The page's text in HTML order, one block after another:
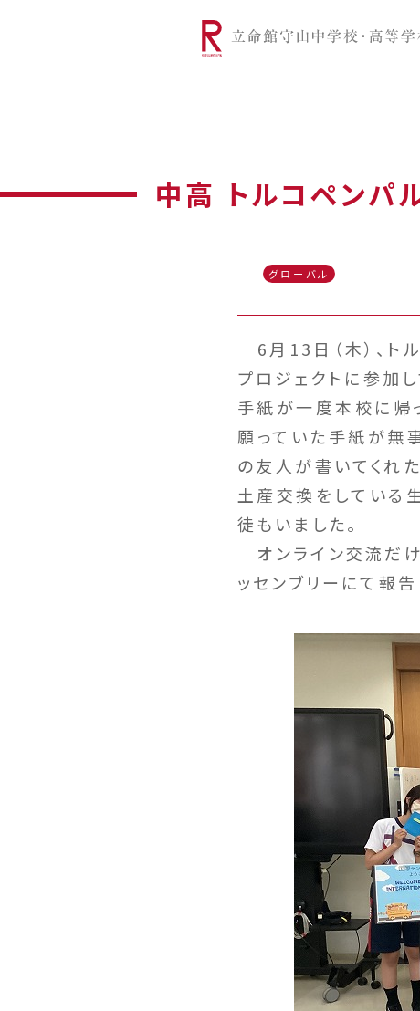
中高 トルコペンパ
グローバル
6月13日（木）、ト
プロジェクトに参加
手紙が一度本校に帰
願っていた手紙が無
の友人が書いてくれ
土産交換をしている
徒もいました。
オンライン交流だ
ッセンブリーにて報